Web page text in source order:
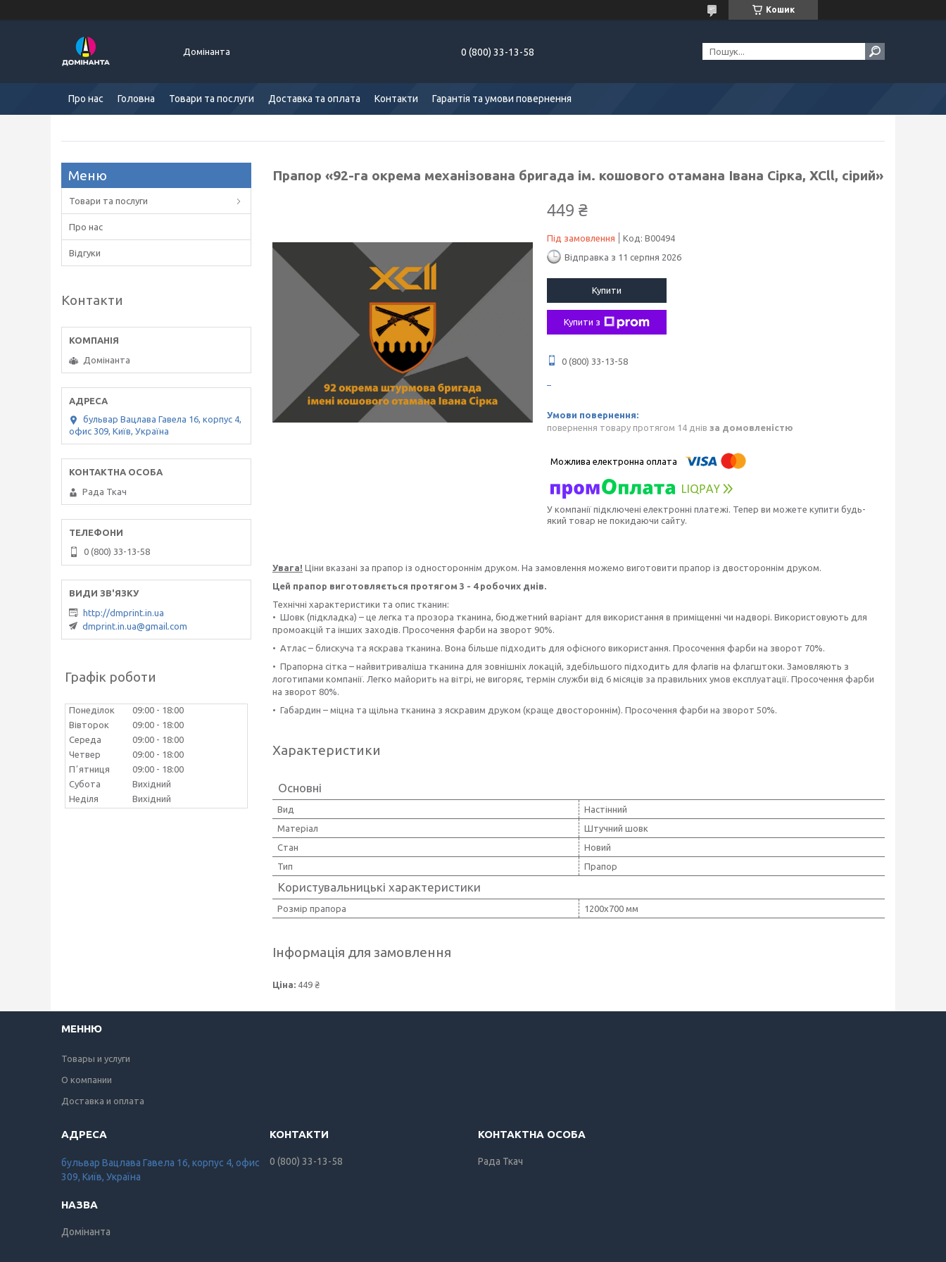
Кошик
Домінанта 0 (800) 33-13-58
Про нас Головна Товари та послуги Доставка та оплата Контакти Гарантія та умови повернення
Прапор «92-га окрема механізована бригада ім. кошового отамана Івана Сірка, XCll, сірий»
449 ₴
Під замовлення Код: В00494
Відправка з 11 серпня 2026
Купити
Купити з
0 (800) 33-13-58
повернення товару протягом 14 днів за домовленістю
У компанії підключені електронні платежі. Тепер ви можете купити будь-
який товар не покидаючи сайту.
Увага! Ціни вказані за прапор із одностороннім друком. На замовлення можемо виготовити прапор із двостороннім друком.
Цей прапор виготовляється протягом 3 - 4 робочих днів.
Технічні характеристики та опис тканин:
• Шовк (підкладка) – це легка та прозора тканина, бюджетний варіант для використання в приміщенні чи надворі. Використовують для
промоакцій та інших заходів. Просочення фарби на зворот 90%.
• Атлас – блискуча та яскрава тканина. Вона більше підходить для офісного використання. Просочення фарби на зворот 70%.
• Прапорна сітка – найвитриваліша тканина для зовнішніх локацій, здебільшого підходить для флагів на флагштоки. Замовляють з
логотипами компанії. Легко майорить на вітрі, не вигоряє, термін служби від 6 місяців за правильних умов експлуатації. Просочення фарби
на зворот 80%.
• Габардин – міцна та щільна тканина з яскравим друком (краще двостороннім). Просочення фарби на зворот 50%.
Характеристики
Основні
Вид
Настінний
Матеріал
Штучний шовк
Стан
Новий
Тип
Прапор
Користувальницькі характеристики
Розмір прапора 1200х700 мм
Інформація для замовлення
Ціна: 449 ₴
Товари та послуги
Про нас
Відгуки
Контакти
Домінанта
бульвар Вацлава Гавела 16, корпус 4,
офис 309, Київ, Україна
Рада Ткач
0 (800) 33-13-58
http://dmprint.in.ua
dmprint.in.ua@gmail.com
Графік роботи
Понеділок 09:00
18:00
Вівторок
09:00
18:00
Середа
09:00
18:00
Четвер
09:00
18:00
Пʼятниця
09:00
18:00
Субота
Вихідний
Неділя
Вихідний
МЕННЮ
Товары и услуги
О компании
Доставка и оплата
бульвар Вацлава Гавела 16, корпус 4, офис
309, Київ, Україна
Домінанта
0 (800) 33-13-58 Рада Ткач